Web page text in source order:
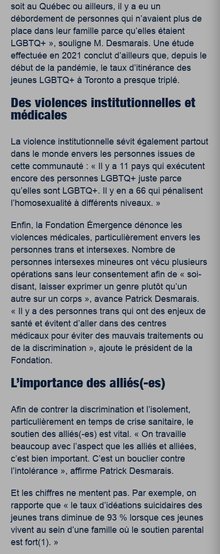
soit au Québec ou ailleurs, il y a eu un
débordement de personnes qui n’avaient plus de
place dans leur famille parce qu’elles étaient
LGBTQ+ », souligne M. Desmarais. Une étude
effectuée en 2021 conclut d’ailleurs que, depuis le
début de la pandémie, le taux d’itinérance des
jeunes LGBTQ+ à Toronto a presque triplé.
Des violences institutionnelles et
médicales
La violence institutionnelle sévit également partout
dans le monde envers les personnes issues de
cette communauté : « Il y a 11 pays qui exécutent
encore des personnes LGBTQ+ juste parce
qu’elles sont LGBTQ+. Il y en a 66 qui pénalisent
l’homosexualité à différents niveaux. »
Enfin, la Fondation Émergence dénonce les
violences médicales, particulièrement envers les
personnes trans et intersexes. Nombre de
personnes intersexes mineures ont vécu plusieurs
opérations sans leur consentement afin de « soi-
disant, laisser exprimer un genre plutôt qu’un
autre sur un corps », avance Patrick Desmarais.
« Il y a des personnes trans qui ont des enjeux de
santé et évitent d’aller dans des centres
médicaux pour éviter des mauvais traitements ou
de la discrimination », ajoute le président de la
Fondation.
L’importance des alliés(-es)
Afin de contrer la discrimination et l’isolement,
particulièrement en temps de crise sanitaire, le
soutien des alliés(-es) est vital. « On travaille
beaucoup avec l’aspect que les alliés et alliées,
c’est bien important. C’est un bouclier contre
l’intolérance », affirme Patrick Desmarais.
Et les chiffres ne mentent pas. Par exemple, on
rapporte que « le taux d’idéations suicidaires des
jeunes trans diminue de 93 % lorsque ces jeunes
vivent au sein d’une famille où le soutien parental
est fort(1). »